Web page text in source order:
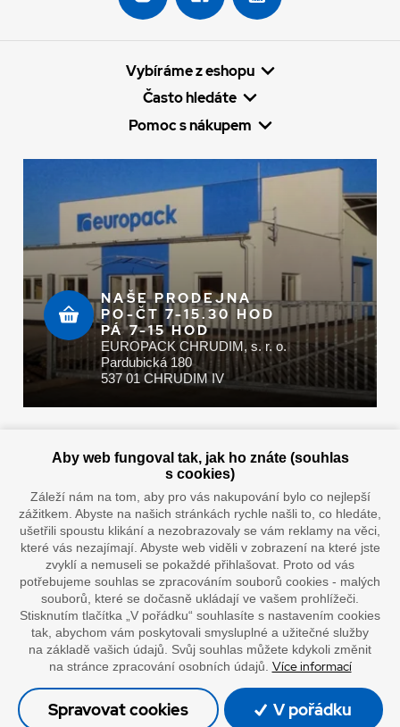
Vybíráme z eshopu
Často hledáte
Pomoc s nákupem
NAŠE PRODEJNA
PO-ČT 7-15.30 HOD
PÁ 7-15 HOD
EUROPACK CHRUDIM, s. r. o.
Pardubická 180
537 01 CHRUDIM IV
Doprava vaším oblíbeným dopravcem
”Lepíme s jistotou”
© Oficiální stránky společnosti Europack
Aby web fungoval tak, jak ho znáte (souhlas
s cookies)
Záleží nám na tom, aby pro vás nakupování bylo co nejlepší
zážitkem. Abyste na našich stránkách rychle našli to, co hledáte,
ušetřili spoustu klikání a nezobrazovaly se vám reklamy na věci,
které vás nezajímají. Abyste web viděli v zobrazení na které jste
zvyklí a nemuseli se pokaždé přihlašovat. Proto od vás
potřebujeme souhlas se zpracováním souborů cookies - malých
souborů, které se dočasně ukládají ve vašem prohlížeči.
Stisknutím tlačítka „V pořádku“ souhlasíte s nastavením cookies
tak, abychom vám poskytovali smysluplné a užitečné služby
na základě vašich údajů. Svůj souhlas můžete kdykoli změnit
na stránce zpracování osobních údajů. Více informací
Spravovat cookies V pořádku